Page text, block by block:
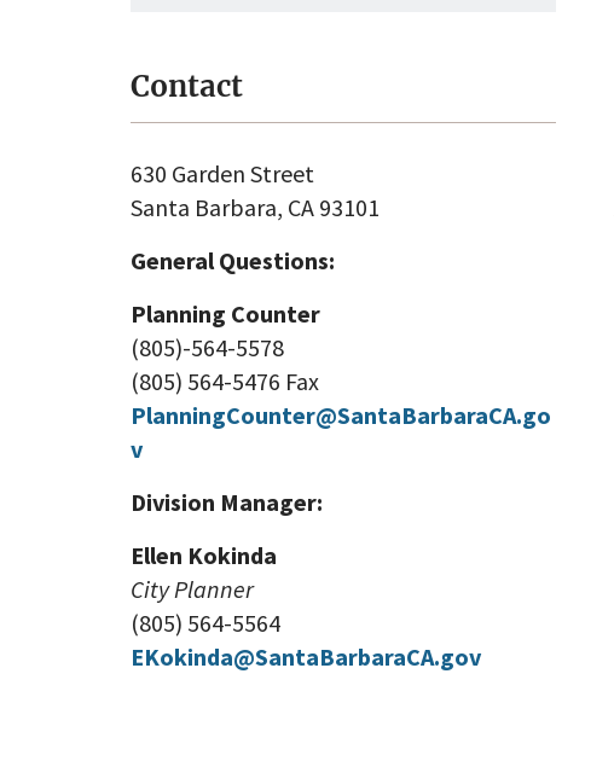
Contact
630 Garden Street
Santa Barbara, CA 93101
General Questions:
Planning Counter
(805)-564-5578
(805) 564-5476 Fax
PlanningCounter@SantaBarbaraCA.go
v
Division Manager:
Ellen Kokinda
City Planner
(805) 564-5564
EKokinda@SantaBarbaraCA.gov